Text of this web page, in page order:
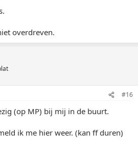
overdreven.
#16
(op MP) bij mij in de buurt.
ik me hier weer. (kan ff duren)